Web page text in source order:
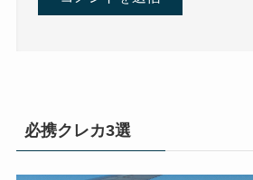
必携クレカ3選